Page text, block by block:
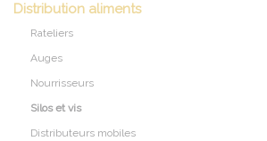
Distribution aliments
Rateliers
Auges
Nourrisseurs
Silos et vis
Distributeurs mobiles